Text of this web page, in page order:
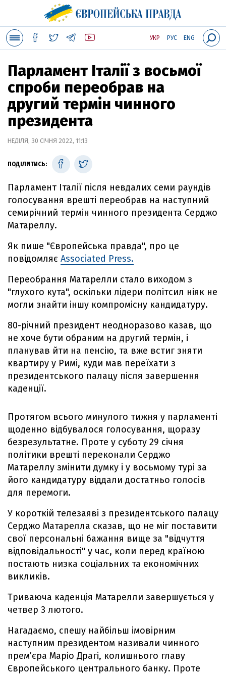
УКР РУС ENG
Парламент Італії з восьмої
спроби переобрав на
другий термін чинного
президента
НЕДІЛЯ, 30 СІЧНЯ 2022, 11:13
ПОДІЛИТИСЬ:
Парламент Італії після невдалих семи раундів
голосування врешті переобрав на наступний
семирічний термін чинного президента Серджо
Матареллу.
Як пише "Європейська правда", про це
повідомляє Associated Press.
Переобрання Матарелли стало виходом з
"глухого кута", оскільки лідери політсил ніяк не
могли знайти іншу компромісну кандидатуру.
80-річний президент неодноразово казав, що
не хоче бути обраним на другий термін, і
планував йти на пенсію, та вже встиг зняти
квартиру у Римі, куди мав переїхати з
президентського палацу після завершення
каденції.
Протягом всього минулого тижня у парламенті
щоденно відбувалося голосування, щоразу
безрезультатне. Проте у суботу 29 січня
політики врешті переконали Серджо
Матареллу змінити думку і у восьмому турі за
його кандидатуру віддали достатньо голосів
для перемоги.
У короткій телезаяві з президентського палацу
Серджо Матарелла сказав, що не міг поставити
свої персональні бажання вище за "відчуття
відповідальності" у час, коли перед країною
постають низка соціальних та економічних
викликів.
Триваюча каденція Матарелли завершується у
четвер 3 лютого.
Нагадаємо, спешу найбільш імовірним
наступним президентом називали чинного
прем’єра Маріо Драгі, колишнього главу
Європейського центрального банку. Проте